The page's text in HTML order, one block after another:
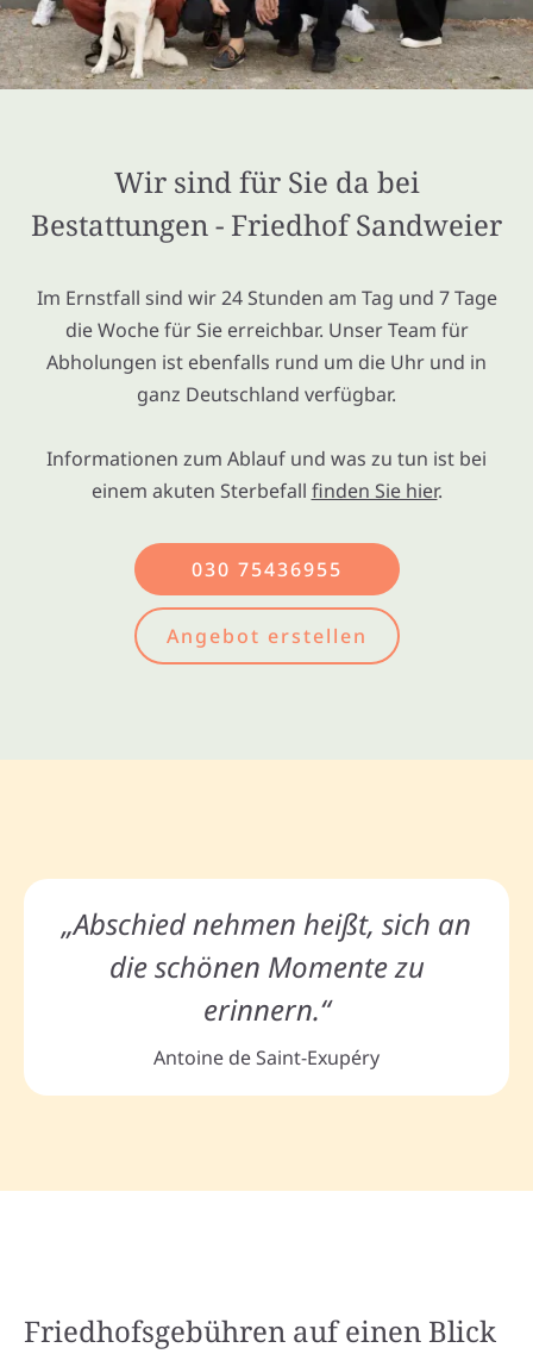
Wir sind für Sie da bei
Bestattungen - Friedhof Sandweier
Im Ernstfall sind wir 24 Stunden am Tag und 7 Tage
die Woche für Sie erreichbar. Unser Team für
Abholungen ist ebenfalls rund um die Uhr und in
ganz Deutschland verfügbar.
Informationen zum Ablauf und was zu tun ist bei
einem akuten Sterbefall finden Sie hier.
030 75436955
Angebot erstellen
„Abschied nehmen heißt, sich an
die schönen Momente zu
erinnern.“
Antoine de Saint-Exupéry
Friedhofsgebühren auf einen Blick